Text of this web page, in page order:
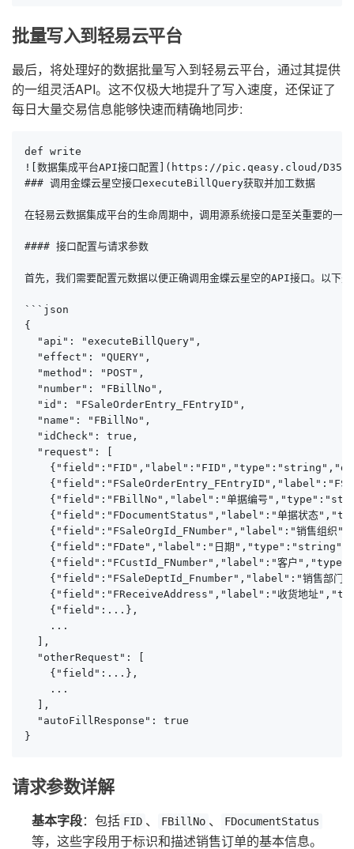
批量写入到轻易云平台
最后，将处理好的数据批量写入到轻易云平台，通过其提供
的一组灵活API。这不仅极大地提升了写入速度，还保证了
每日大量交易信息能够快速而精确地同步:
def write
![数据集成平台API接口配置](https://pic.qeasy.cloud/
### 调用金蝶云星空接口executeBillQuery获取并加工数据
在轻易云数据集成平台的生命周期中，调用源系统接口是至关重要的
#### 接口配置与请求参数
首先，我们需要配置元数据以便正确调用金蝶云星空的API接口。以下
```json
{
  "api": "executeBillQuery",
  "effect": "QUERY",
  "method": "POST",
  "number": "FBillNo",
  "id": "FSaleOrderEntry_FEntryID",
  "name": "FBillNo",
  "idCheck": true,
  "request": [
{"field":"FBillNo","label":"单据编号
{"field":"FDocumentStatus","label":"单据状态
{"field":"FSaleOrgId_FNumber","label":"销售组织
{"field":"FDate","label":"日期
{"field":"FCustId_FNumber","label":"客户
{"field":"FSaleDeptId_Fnumber","label":"销售部
{"field":"FReceiveAddress","label":"收货地址
    {"field":...},
    ...
  ],
  "otherRequest": [
    {"field":...},
    ...
  ],
  "autoFillResponse": true
}
请求参数详解
基本字段：包括 FID 、 FBillNo 、 FDocumentStatus
等，这些字段用于标识和描述销售订单的基本信息。